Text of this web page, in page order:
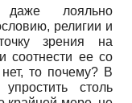
даже лояльно
религии и
зрения на
соотнести ее со
то почему? В
столь